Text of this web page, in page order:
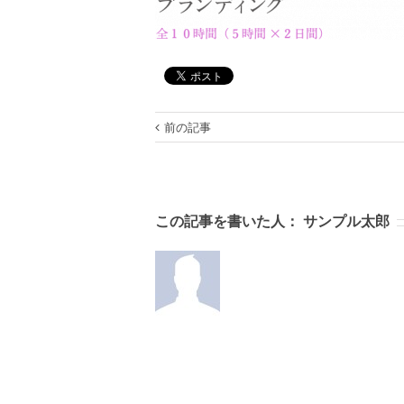
前の記事
この記事を書いた人： サンプル太郎